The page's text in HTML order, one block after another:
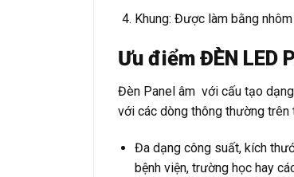
Khung: Được làm bằng
Ưu điểm ĐÈN LED
Đèn Panel âm với cấu tạo
với các dòng thông thường trên
Đa dạng công suất, kích
bệnh viện, trường học hay